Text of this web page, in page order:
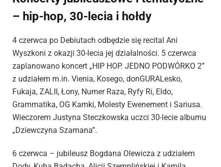
– hip-hop, 30-lecia i hołdy
4 czerwca po Debiutach odbędzie się recital Ani
Wyszkoni z okazji 30-lecia jej działalności. 5 czerwca
zaplanowano koncert „HIP HOP. JEDNO PODWÓRKO 2”
z udziałem m.in. Vienia, Kosego, donGURALesko,
Fukaja, ZALII, Łony, Numer Raza, Ryfy Ri, Eldo,
Grammatika, OG Kamki, Molesty Ewenement i Sariusa.
Wieczorem Justyna Steczkowska uczci 30-lecie albumu
„Dziewczyna Szamana”.
6 czerwca – jubileusz Bogdana Olewicza z udziałem